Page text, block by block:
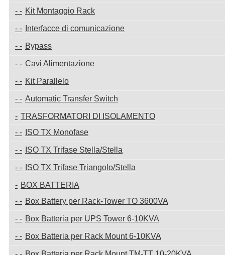
Kit Montaggio Rack
Interfacce di comunicazione
Bypass
Cavi Alimentazione
Kit Parallelo
Automatic Transfer Switch
TRASFORMATORI DI ISOLAMENTO
ISO TX Monofase
ISO TX Trifase Stella/Stella
ISO TX Trifase Triangolo/Stella
BOX BATTERIA
Box Battery per Rack-Tower TO 3600VA
Box Batteria per UPS Tower 6-10KVA
Box Batteria per Rack Mount 6-10KVA